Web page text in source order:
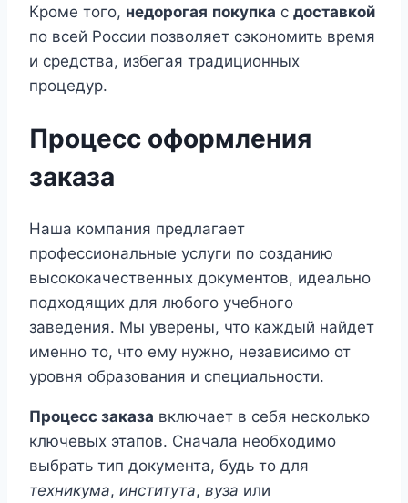
Кроме того, недорогая покупка с доставкой
по всей России позволяет сэкономить время
и средства, избегая традиционных
процедур.
Процесс оформления
заказа
Наша компания предлагает
профессиональные услуги по созданию
высококачественных документов, идеально
подходящих для любого учебного
заведения. Мы уверены, что каждый найдет
именно то, что ему нужно, независимо от
уровня образования и специальности.
Процесс заказа включает в себя несколько
ключевых этапов. Сначала необходимо
выбрать тип документа, будь то для
техникума, института, вуза или